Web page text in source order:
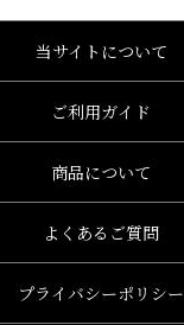
当サイトについて
ご利用ガイド
商品について
よくあるご質問
プライバシーポリシー